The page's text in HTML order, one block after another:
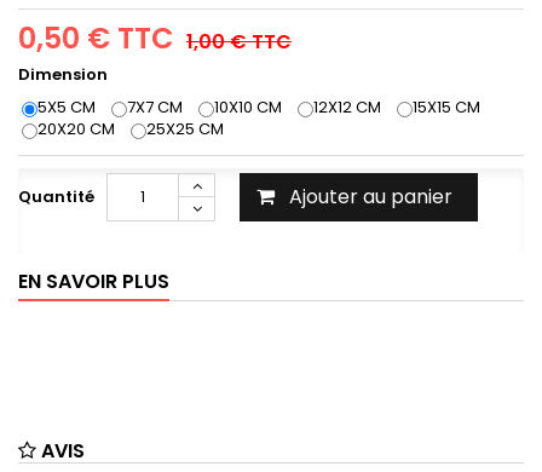
0,50 € TTC 1,00 €TTC
Dimension
5X5 CM
7X7 CM 10X10 CM 12X12 CM
15X15 CM
20X20 CM
25X25 CM
Quantité Ajouter au panier
EN SAVOIR PLUS
AVIS